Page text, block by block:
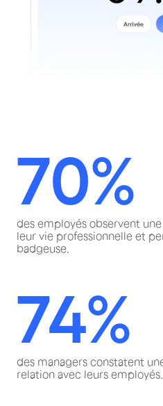
70%
des employés observent
leur vie professionnelle et
badgeuse.
74%
des managers constatent
relation avec leurs employés.